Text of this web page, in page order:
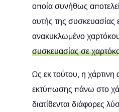
οποία συνήθως
αυτής της συσκευασίας
ανακυκλωμένο
συσκευασίας σε
Ως εκ τούτου, η
εκτύπωσης πάνω στο
διατίθενται διάφορες